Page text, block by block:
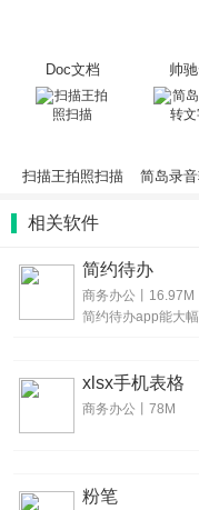
软件优势：
3.也可以直接在线上去打
功能介绍：
1.拥有的更多协同办公的
2.在管理文档的时候也可
软件测评：
在这款平台上修复了更多
能，在管理文件的时候更
Doc文档 帅
扫描王拍照扫描 简岛录
相关软件
简约待办
商务办公丨16.97M
简约待办app能大
xlsx手机表格
商务办公丨78M
粉笔